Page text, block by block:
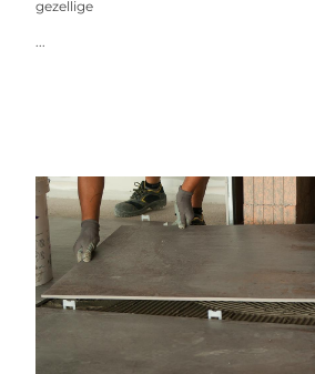
gezellige
...